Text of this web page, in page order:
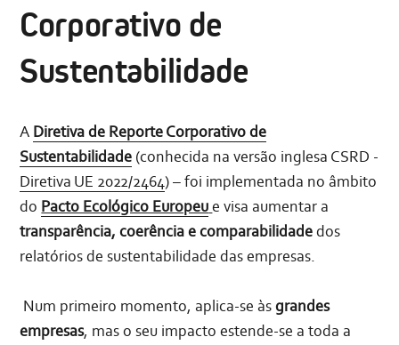
Corporativo de
Sustentabilidade
A Diretiva de Reporte Corporativo de
Sustentabilidade (conhecida na versão inglesa CSRD -
Diretiva UE 2022/2464) – foi implementada no âmbito
do Pacto Ecológico Europeu e visa aumentar a
transparência, coerência e comparabilidadedos
relatórios de sustentabilidade das empresas.
Num primeiro momento, aplica-se àsgrandes
empresas, mas o seu impacto estende-se a toda a